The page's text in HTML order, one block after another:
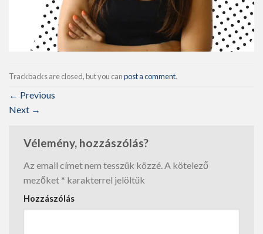
Trackbacks are closed, but you canpost a comment.
← Previous
Next →
Vélemény, hozzászólás?
Az email címet nem tesszük közzé.A kötelező
mezőket * karakterrel jelöltük
Hozzászólás